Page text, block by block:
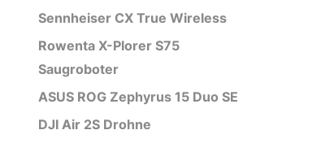
Sennheiser CX True Wireless
Rowenta X-Plorer S75
Saugroboter
ASUS ROG Zephyrus 15 Duo SE
DJI Air 2S Drohne